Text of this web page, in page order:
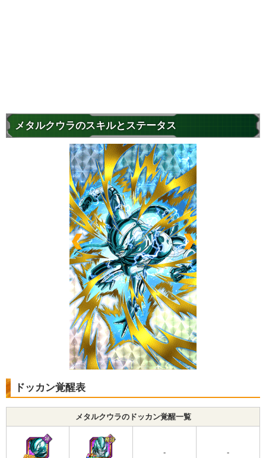
メタルクウラのスキルとステータス
ドッカン覚醒表
メタルクウラのドッカン覚醒一覧
- -